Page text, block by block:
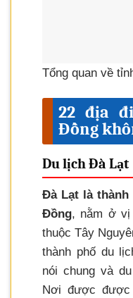
Tổng quan về
22 địa
Đồng
Du lịch Đà Lạt
Đà Lạt là
Đồng, nằm ở vị
thuộc Tây
thành phố du
nói chung và
Nơi được được